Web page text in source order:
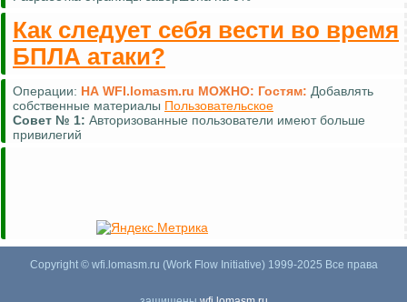
Как следует себя вести во время
БПЛА атаки?
Операции: НА WFI.lomasm.ru МОЖНО: Гостям: Добавлять
собственные материалы Пользовательское
Совет № 1: Авторизованные пользователи имеют больше
привилегий
Copyright © wfi.lomasm.ru (Work Flow Initiative) 1999-2025 Все права